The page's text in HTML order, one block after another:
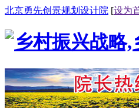
北京勇先创景规划设计院 [设为